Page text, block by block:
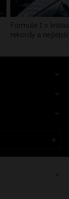
Formule 1 v
rekordy a